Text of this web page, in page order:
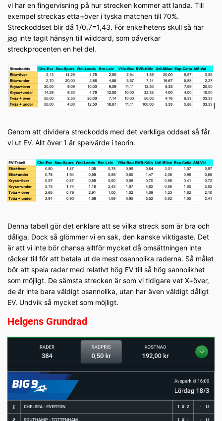
vi har en fingervisning på hur strecken kommer att landa. Till
exempel streckas etta+över i tyska matchen till 70%.
Streckoddset blir då 1/0,7=1,43. För enkelhetens skull så har
jag inte tagit hänsyn till wildcard, som påverkar
streckprocenten en hel del.
Genom att dividera streckodds med det verkliga oddset så får
vi ut EV. Allt över 1 är spelvärde i teorin.
Denna tabell gör det enklare att se vilka streck som är bra och
dåliga. Dock så glömmer vi en sak, den kanske viktigaste. Det
är att vi inte bör chansa alltför mycket då omsättningen inte
räcker till för att betala ut de mest osannolika raderna. Så målet
bör att spela rader med relativt hög EV till så hög sannolikhet
som möjligt. De sämsta strecken är som vi tidigare vet X+över,
de är inte bara väldigt osannolika, utan har även väldigt dåligt
EV. Undvik så mycket som möjligt.
Helgens Grundrad